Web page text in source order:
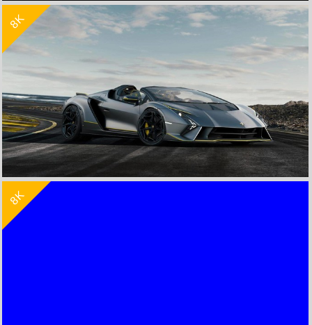
纯黑色背影8k电脑壁纸7680x4320
8K
8K
立 即 下 载
收 藏